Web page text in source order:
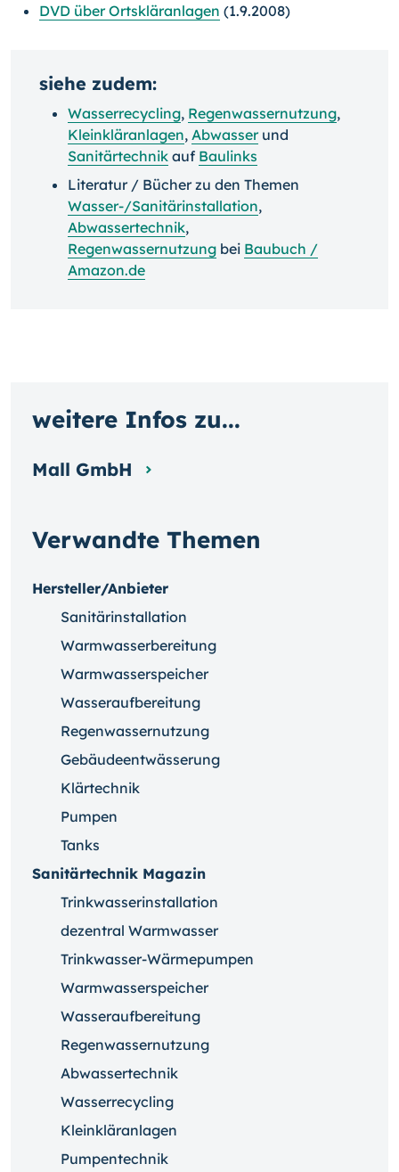
DVD über Ortskläranlagen (1.9.2008)
siehe zudem:
Wasserrecycling, Regenwassernutzung,
Kleinkläranlagen, Abwasserund
Sanitärtechnik auf Baulinks
Literatur / Bücher zu den Themen
Wasser-/Sanitärinstallation,
Abwassertechnik,
Regenwassernutzung bei Baubuch /
Amazon.de
Verwandte Themen
Hersteller/Anbieter
Sanitärinstallation
Warmwasserbereitung
Warmwasserspeicher
Wasseraufbereitung
Regenwassernutzung
Gebäudeentwässerung
Klärtechnik
Pumpen
Tanks
Sanitärtechnik Magazin
Trinkwasserinstallation
dezentral Warmwasser
Trinkwasser-Wärmepumpen
Warmwasserspeicher
Wasseraufbereitung
Regenwassernutzung
Abwassertechnik
Wasserrecycling
Kleinkläranlagen
Pumpentechnik
weitere Infos zu...
Mall GmbH